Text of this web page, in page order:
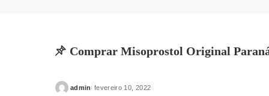
Comprar Misoprostol Original
Posted
admin fevereiro 10, 2022